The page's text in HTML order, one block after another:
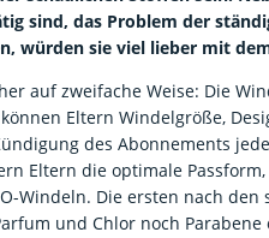
sind, das Problem der
würden sie viel lieber mit
auf zweifache Weise: Die
Eltern Windelgröße,
des Abonnements
Eltern die optimale
Windeln. Die ersten nach
und Chlor noch